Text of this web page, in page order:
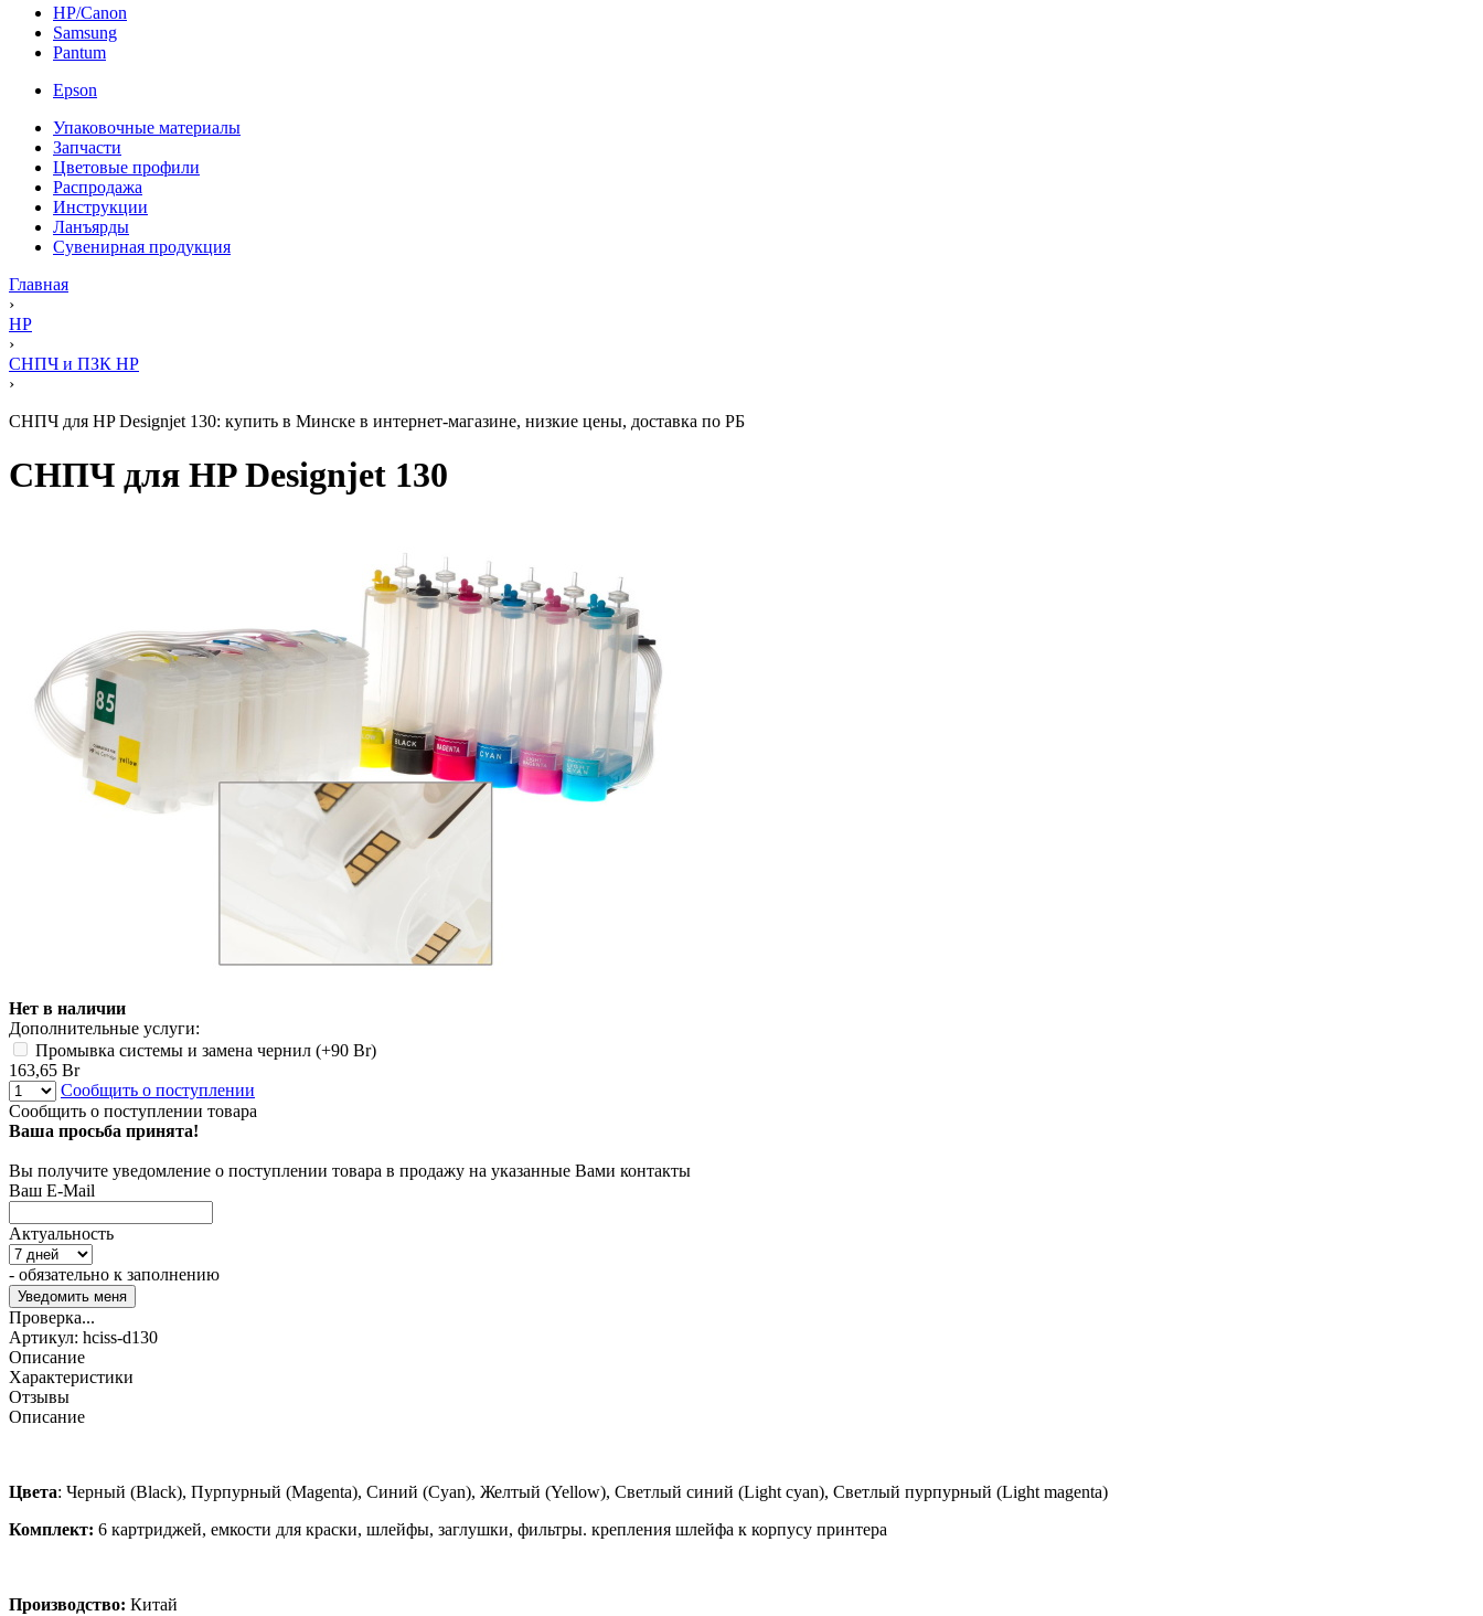
HP/Canon
Samsung
Pantum
Epson
Упаковочные материалы
Запчасти
Цветовые профили
Распродажа
Инструкции
Ланъярды
Сувенирная продукция
Главная
›
HP
›
СНПЧ и ПЗК HP
›
СНПЧ для HP Designjet 130: купить в Минске в интернет-магазине, низкие цены, доставка по РБ
СНПЧ для HP Designjet 130
Нет в наличии
Дополнительные услуги:
Промывка системы и замена чернил (+90 Br)
163,65 Br
Сообщить о поступлении
Сообщить о поступлении товара
Ваша просьба принята!
Вы получите уведомление о поступлении товара в продажу на указанные Вами контакты
Ваш E-Mail
Актуальность
- обязательно к заполнению
Проверка...
Артикул: hciss-d130
Описание
Характеристики
Отзывы
Описание
Цвета: Черный (Black), Пурпурный (Magenta), Синий (Cyan), Желтый (Yellow), Светлый синий (Light cyan), Светлый пурпурный (Light magenta)
Комплект: 6 картриджей, емкости для краски, шлейфы, заглушки, фильтры. крепления шлейфа к корпусу принтера
Производство: Китай